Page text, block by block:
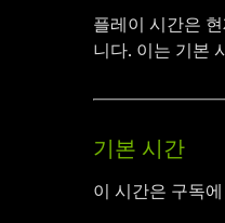
플레이 시간은
니다. 이는 기본
기본 시간
이 시간은 구독